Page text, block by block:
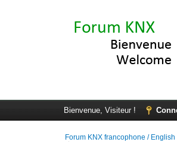
Bienvenue, Visiteur !
Forum KNX francophone /